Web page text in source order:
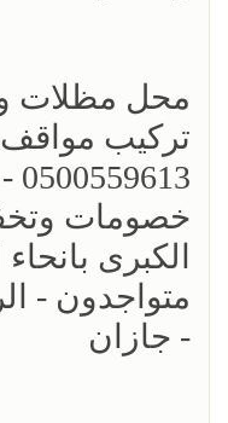
محل مظلات
تركيب
خصومات
الكبرى
متواجدون -
- جازان